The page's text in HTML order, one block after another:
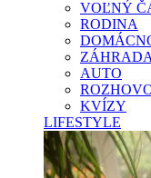
VOĽNÝ
RODINA
ZÁHRADA
AUTO
KVÍZY
LIFESTYLE